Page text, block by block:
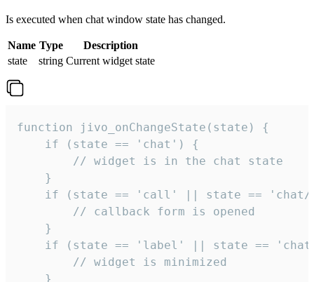
Is executed when chat window state has changed.
Name Type
Description
state
string Current widget state
function jivo_onChangeState(state) {
    if (state == 'chat') {
        // widget is in the chat state
    }
if (state == 'call' || state ==
        // callback form is opened
    }
if (state == 'label' || state ==
        // widget is minimized
    }